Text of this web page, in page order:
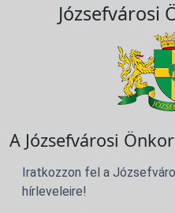
Józsefvárosi
A Józsefvárosi
Iratkozzon fel a
hírleveleire!